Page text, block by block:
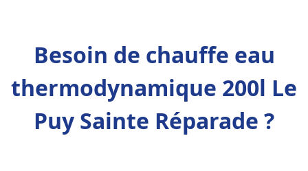
Besoin de chauffe eau
thermodynamique 200l Le
Puy Sainte Réparade ?